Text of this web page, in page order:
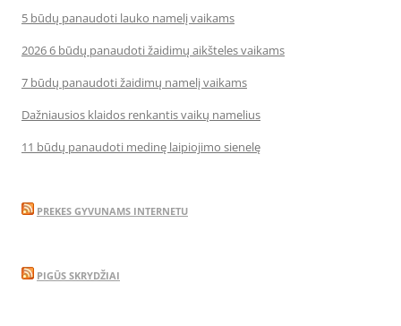
5 būdų panaudoti lauko namelį vaikams
2026 6 būdų panaudoti žaidimų aikšteles vaikams
7 būdų panaudoti žaidimų namelį vaikams
Dažniausios klaidos renkantis vaikų namelius
11 būdų panaudoti medinę laipiojimo sienelę
PREKES GYVUNAMS INTERNETU
PIGŪS SKRYDŽIAI